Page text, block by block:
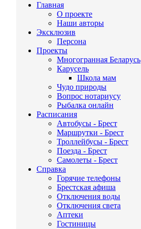
Главная
О проекте
Наши авторы
Эксклюзив
Персона
Проекты
Многогранная Беларусь
Карусель
Школа мам
Чудо природы
Вопрос нотариусу
Рыбалка онлайн
Расписания
Автобусы - Брест
Маршрутки - Брест
Троллейбусы - Брест
Поезда - Брест
Самолеты - Брест
Справка
Горячие телефоны
Брестская афиша
Отключения воды
Отключения света
Аптеки
Гостиницы